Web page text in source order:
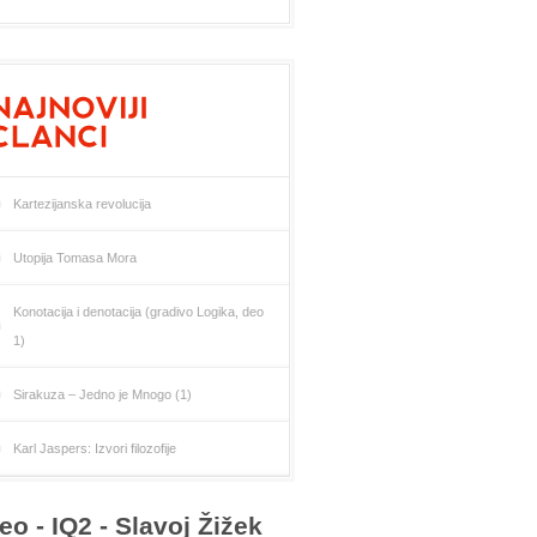
Kartezijanska revolucija
Utopija Tomasa Mora
Konotacija i denotacija (gradivo Logika, deo
1)
Sirakuza – Jedno je Mnogo (1)
Karl Jaspers: Izvori filozofije
- IQ2 - Slavoj Žižek